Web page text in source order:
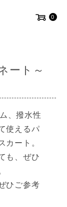
0
ート～
、撥水性
使えるパ
カート。
も、ぜひ
ひご参考